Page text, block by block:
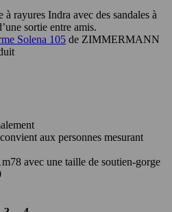
rayures Indra avec des sandales à
sortie entre amis.
Solena 105 de ZIMMERMANN
aux personnes mesurant
avec une taille de soutien-gorge